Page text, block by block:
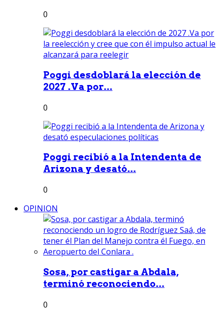
0
Poggi desdoblará la elección de
2027 .Va por...
0
Poggi recibió a la Intendenta de
Arizona y desató...
0
OPINION
Sosa, por castigar a Abdala,
terminó reconociendo...
0